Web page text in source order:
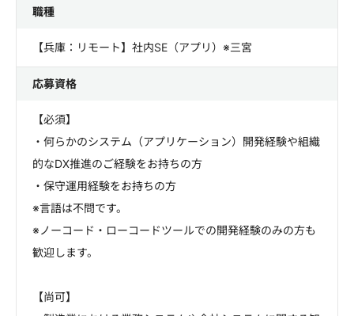
職種
【兵庫：リモート】社内SE（アプリ）※三宮
応募資格
【必須】
・何らかのシステム（アプリケーション）開発経験や組織
的なDX推進のご経験をお持ちの方
・保守運用経験をお持ちの方
※言語は不問です。
※ノーコード・ローコードツールでの開発経験のみの方も
歓迎します。
【尚可】